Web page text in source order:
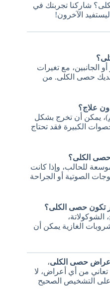
شاركنا تجربتك في
الآخرون!
الجانبين، مع تغيرات
لديك حصى الكلى. من
كانت صغيرة (أقل من 5 ملم)، يمكن أن تخرج بشكل
الكبيرة فقد تحتاج
للحالب، وإذا كانت
الصوتية أو الجراحة
الشوكولاتة،
الغازية يمكن أن
أعراض حصى الكلى،
تعاني من أي أعراض، لا
التشخيص الصحيح